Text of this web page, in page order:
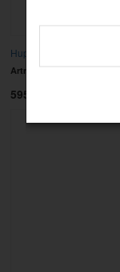
Hupe tiefer Ton 67-68 li
Artnr: C7ZZ-13833
595 kr